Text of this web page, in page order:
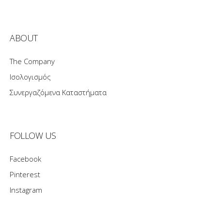
ABOUT
The Company
Ισολογισμός
Συνεργαζόμενα Καταστήματα
FOLLOW US
Facebook
Pinterest
Instagram